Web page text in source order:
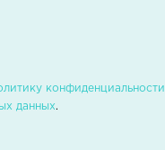
конфиденциальности
данных.